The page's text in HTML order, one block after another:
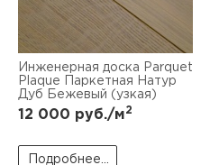
Инженерная доска Parquet
Plaque Паркетная Натур
Дуб Бежевый (узкая)
12 000 руб./м2
Подробнее...